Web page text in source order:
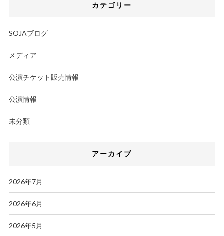
カテゴリー
SOJAブログ
メディア
公演チケット販売情報
公演情報
未分類
アーカイブ
2026年7月
2026年6月
2026年5月